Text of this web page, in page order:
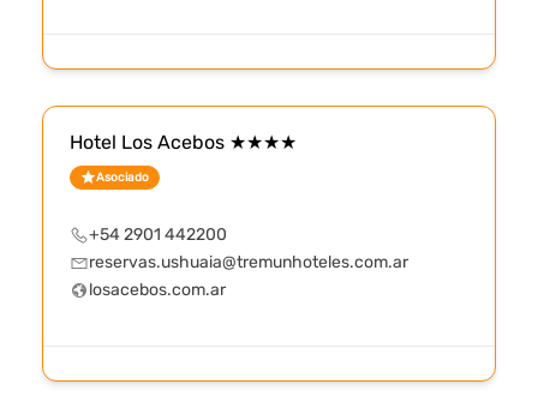
Hotel Los Acebos ★★★★
Asociado
+54 2901 442200
reservas.ushuaia@tremunhoteles.com.ar
losacebos.com.ar